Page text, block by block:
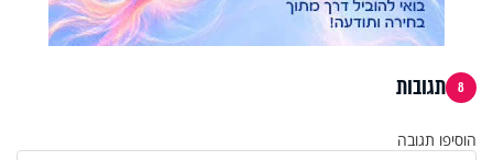
8 תגובות
הוסיפו תגובה